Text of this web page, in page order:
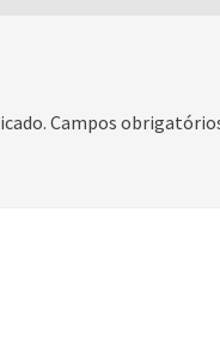
Campos